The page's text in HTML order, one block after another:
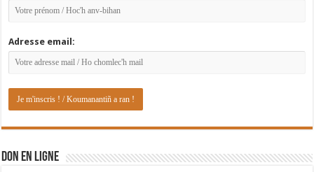
Adresse email:
DON EN LIGNE